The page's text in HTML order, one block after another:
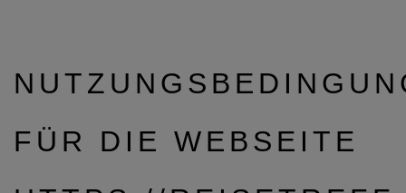
FÜR DIE WEBSEITE